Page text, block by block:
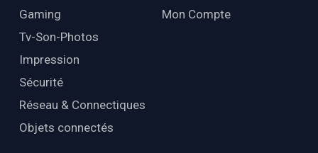
Gaming
Tv-Son-Photos
Impression
Sécurité
Réseau & Connectiques
Objets connectés
Mon Compte